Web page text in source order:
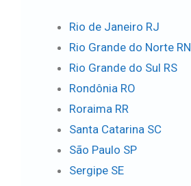
Rio de Janeiro RJ
Rio Grande do Norte RN
Rio Grande do Sul RS
Rondônia RO
Roraima RR
Santa Catarina SC
São Paulo SP
Sergipe SE